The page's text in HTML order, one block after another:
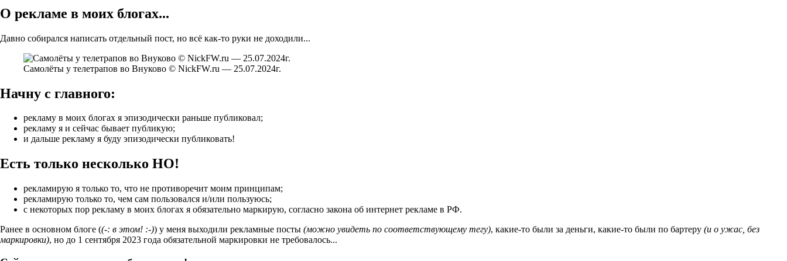
О рекламе в моих блогах...
Давно собирался написать отдельный пост, но всё как-то руки не доходили...
Самолёты у телетрапов во Внуково © NickFW.ru — 25.07.2024г.
Начну с главного:
рекламу в моих блогах я эпизодически раньше публиковал;
рекламу я и сейчас бывает публикую;
и дальше рекламу я буду эпизодически публиковать!
Есть только несколько НО!
рекламирую я только то, что не противоречит моим принципам;
рекламирую только то, чем сам пользовался и/или пользуюсь;
с некоторых пор рекламу в моих блогах я обязательно маркирую, согласно закона об интернет рекламе в РФ.
Ранее в основном блоге ((-: в этом! :-)) у меня выходили рекламные посты (можно увидеть по соответствующему тегу), какие-то были за деньги, какие-то были по бартеру (и о ужас, без
маркировки), но до 1 сентября 2023 года обязательной маркировки не требовалось...